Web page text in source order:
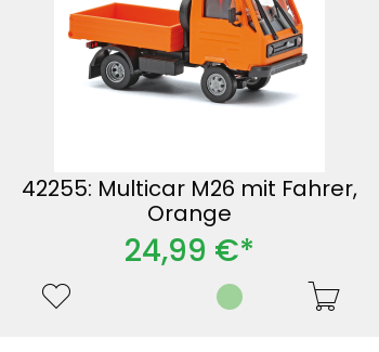
42255: Multicar M26 mit Fahrer,
Orange
24,99 €*